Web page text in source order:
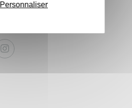
Personnaliser